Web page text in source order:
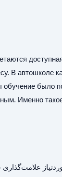
В автошколе
обучение было
Именно
علامت‌گذاری